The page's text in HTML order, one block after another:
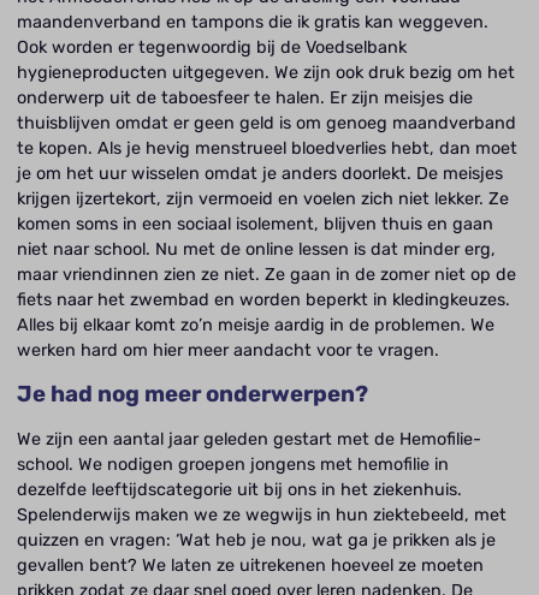
maandenverband en tampons die ik gratis kan weggeven.
Ook worden er tegenwoordig bij de Voedselbank
hygieneproducten uitgegeven. We zijn ook druk bezig om het
onderwerp uit de taboesfeer te halen. Er zijn meisjes die
thuisblijven omdat er geen geld is om genoeg maandverband
te kopen. Als je hevig menstrueel bloedverlies hebt, dan moet
je om het uur wisselen omdat je anders doorlekt. De meisjes
krijgen ijzertekort, zijn vermoeid en voelen zich niet lekker. Ze
komen soms in een sociaal isolement, blijven thuis en gaan
niet naar school. Nu met de online lessen is dat minder erg,
maar vriendinnen zien ze niet. Ze gaan in de zomer niet op de
fiets naar het zwembad en worden beperkt in kledingkeuzes.
Alles bij elkaar komt zo’n meisje aardig in de problemen. We
werken hard om hier meer aandacht voor te vragen.
Je had nog meer onderwerpen?
We zijn een aantal jaar geleden gestart met de Hemofilie-
school. We nodigen groepen jongens met hemofilie in
dezelfde leeftijdscategorie uit bij ons in het ziekenhuis.
Spelenderwijs maken we ze wegwijs in hun ziektebeeld, met
quizzen en vragen: ‘Wat heb je nou, wat ga je prikken als je
gevallen bent? We laten ze uitrekenen hoeveel ze moeten
prikken zodat ze daar snel goed over leren nadenken. De